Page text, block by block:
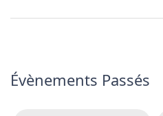
Évènements Passés